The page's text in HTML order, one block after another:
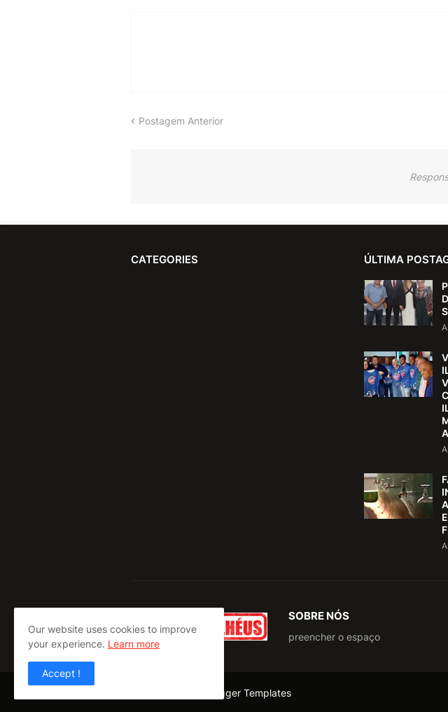
Postagem Anterior
CATEGORIES ÚLTIMA
SOBRE NÓS
preencher o espaço
Pro Blogger Templates
Our website uses cookies to improve
your experience. Learn more
Accept !